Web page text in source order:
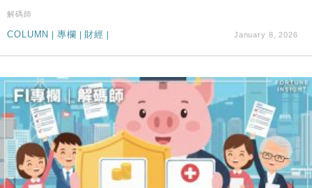
解碼師
COLUMN 專欄 財經 January 8, 2026